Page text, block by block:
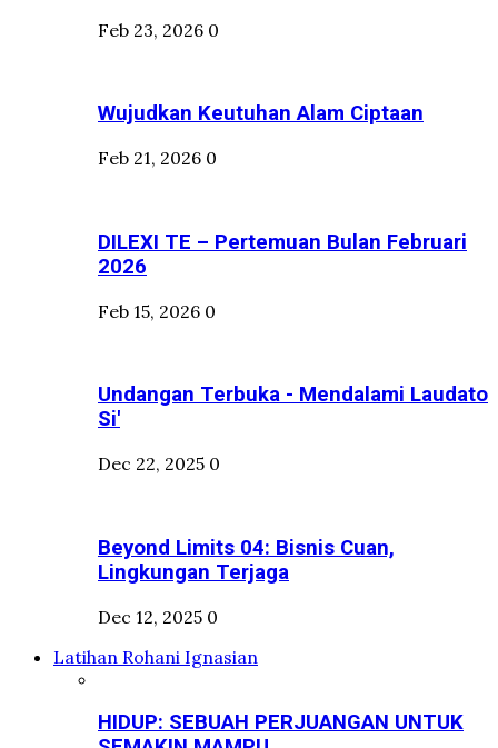
Feb 23, 2026 0
Wujudkan Keutuhan Alam Ciptaan
Feb 21, 2026 0
DILEXI TE – Pertemuan Bulan Februari
2026
Feb 15, 2026 0
Undangan Terbuka - Mendalami Laudato
Si'
Dec 22, 2025 0
Beyond Limits 04: Bisnis Cuan,
Lingkungan Terjaga
Dec 12, 2025 0
Latihan Rohani Ignasian
HIDUP: SEBUAH PERJUANGAN UNTUK